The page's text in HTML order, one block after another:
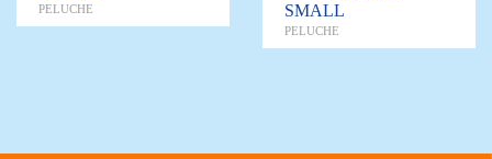
PELUCHE
SMALL
PELUCHE